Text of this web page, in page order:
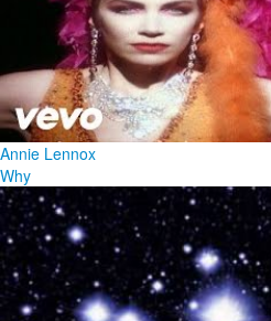
Annie Lennox
Why